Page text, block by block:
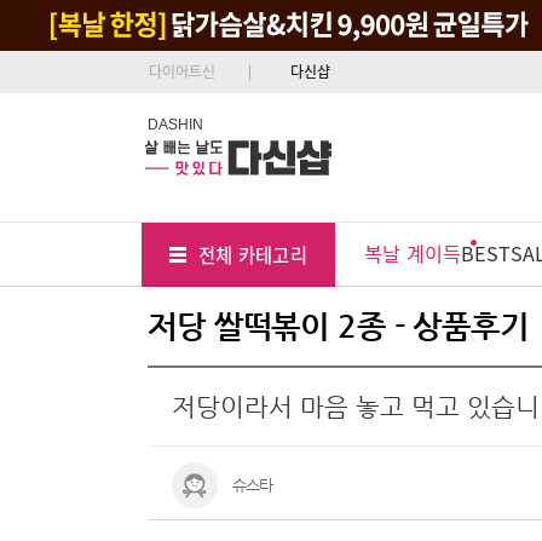
다이어트신 다신샵
DASHIN
전체 카테고리 복날 계이득BEST
저당 쌀떡볶이 2종 - 상품후기
저당이라서 마음 놓고 먹고 있습
슈스타